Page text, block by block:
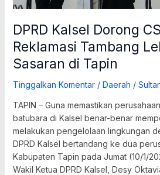
DPRD Kalsel Dorong
Reklamasi Tambang
Sasaran di Tapin
Tinggalkan Komentar / Daerah /
TAPIN – Guna memastikan
batubara di Kalsel benar-benar
melakukan pengelolaan lingkungan
DPRD Kalsel bertandang ke dua
Kabupaten Tapin pada Jumat (10/1/
Wakil Ketua DPRD Kalsel, Desy